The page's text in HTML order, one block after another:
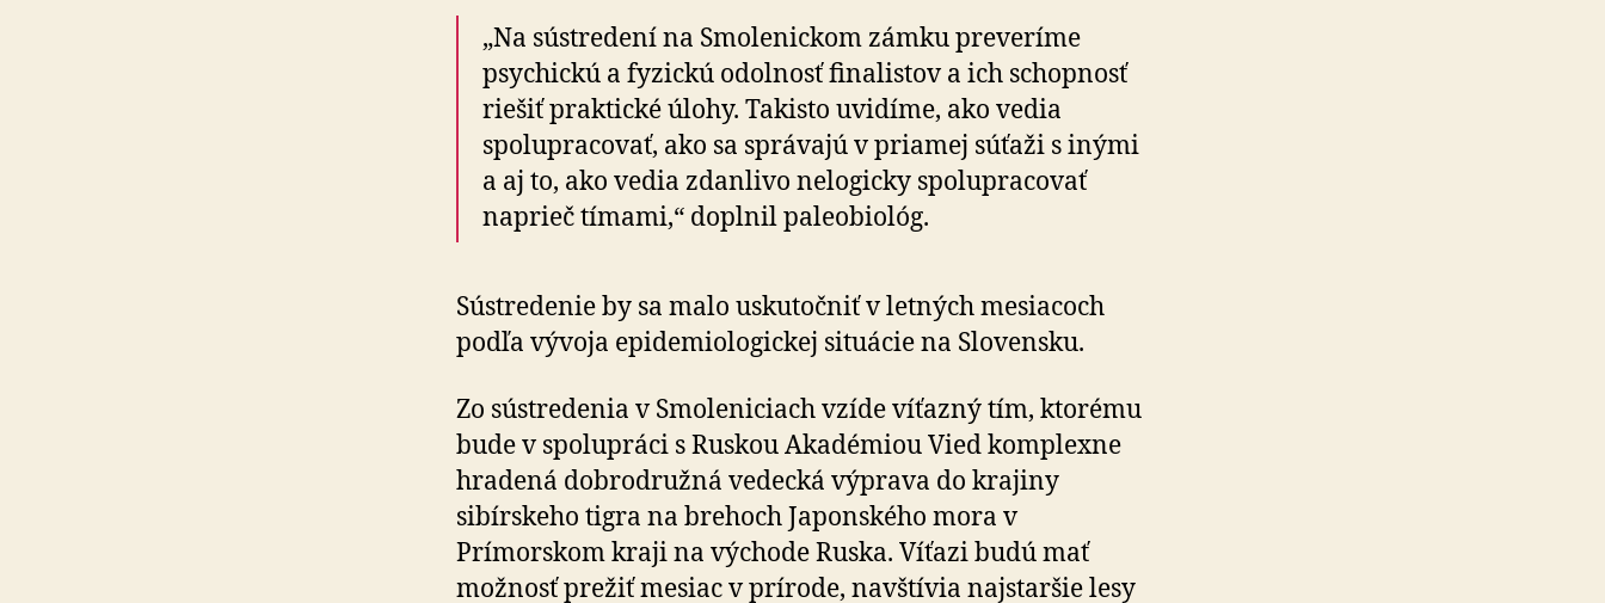
„Na sústredení na Smolenickom zámku preveríme
psychickú a fyzickú odolnosť finalistov a ich schopnosť
riešiť praktické úlohy. Takisto uvidíme, ako vedia
spolupracovať, ako sa správajú v priamej súťaži s inými
a aj to, ako vedia zdanlivo nelogicky spolupracovať
naprieč tímami,“ doplnil paleobiológ.
Sústredenie by sa malo uskutočniť v letných mesiacoch
podľa vývoja epidemiologickej situácie na Slovensku.
Zo sústredenia v Smoleniciach vzíde víťazný tím, ktorému
bude v spolupráci s Ruskou Akadémiou Vied komplexne
hradená dobrodružná vedecká výprava do krajiny
sibírskeho tigra na brehoch Japonského mora v
Prímorskom kraji na východe Ruska. Víťazi budú mať
možnosť prežiť mesiac v prírode, navštívia najstaršie lesy